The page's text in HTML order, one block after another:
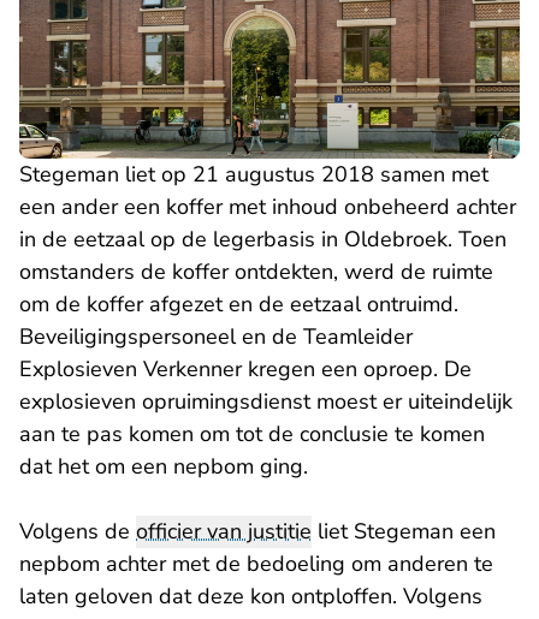
Stegeman liet op 21 augustus 2018 samen met
een ander een koffer met inhoud onbeheerd achter
in de eetzaal op de legerbasis in Oldebroek. Toen
omstanders de koffer ontdekten, werd de ruimte
om de koffer afgezet en de eetzaal ontruimd.
Beveiligingspersoneel en de Teamleider
Explosieven Verkenner kregen een oproep. De
explosieven opruimingsdienst moest er uiteindelijk
aan te pas komen om tot de conclusie te komen
dat het om een nepbom ging.
Volgens de officier van justitie liet Stegeman een
nepbom achter met de bedoeling om anderen te
laten geloven dat deze kon ontploffen. Volgens